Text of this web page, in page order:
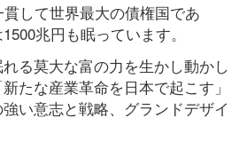
して世界最大の債権国であ
兆円も眠っています。
る莫大な富の力を生かし動かし
たな産業革命を日本で起こす」
い意志と戦略、グランドデザイ